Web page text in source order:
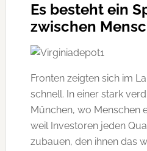
Es besteht ein
zwischen
Fronten zeigten sich im
schnell. In einer stark
München, wo Menschen
weil Investoren jeden
zubauen, den ihnen das